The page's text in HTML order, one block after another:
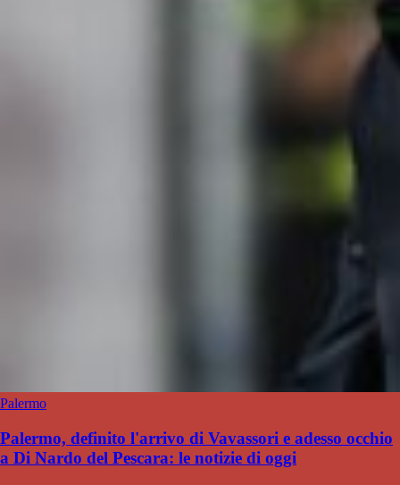
Palermo
Palermo, definito l'arrivo di Vavassori e adesso occhio
a Di Nardo del Pescara: le notizie di oggi